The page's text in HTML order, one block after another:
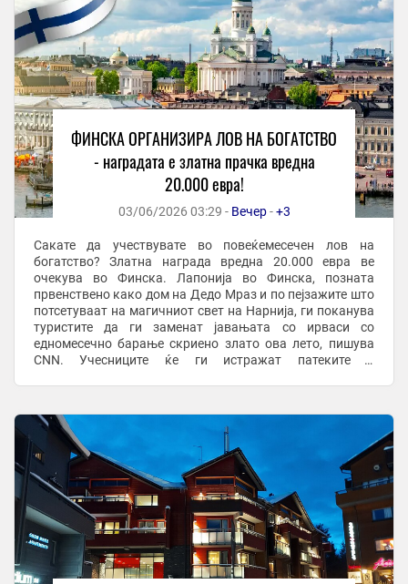
ФИНСКА ОРГАНИЗИРА ЛОВ НА БОГАТСТВО
- наградата е златна прачка вредна
20.000 евра!
03/06/2026 03:29 - Вечер-+3
Сакате да учествувате во повеќемесечен лов на
богатство? Златна награда вредна 20.000 евра ве
очекува во Финска. Лапонија во Финска, позната
првенствено како дом на Дедо Мраз и по пејзажите што
потсетуваат на магичниот свет на Нарнија, ги поканува
туристите да ги заменат јавањата со ирваси со
едномесечно барање скриено злато ова лето, пишува
CNN. Учесниците ќе ги истражат патеките и